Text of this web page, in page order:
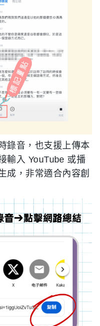
錄音，也支援上傳本
輸入 YouTube 或播
成，非常適合內容創